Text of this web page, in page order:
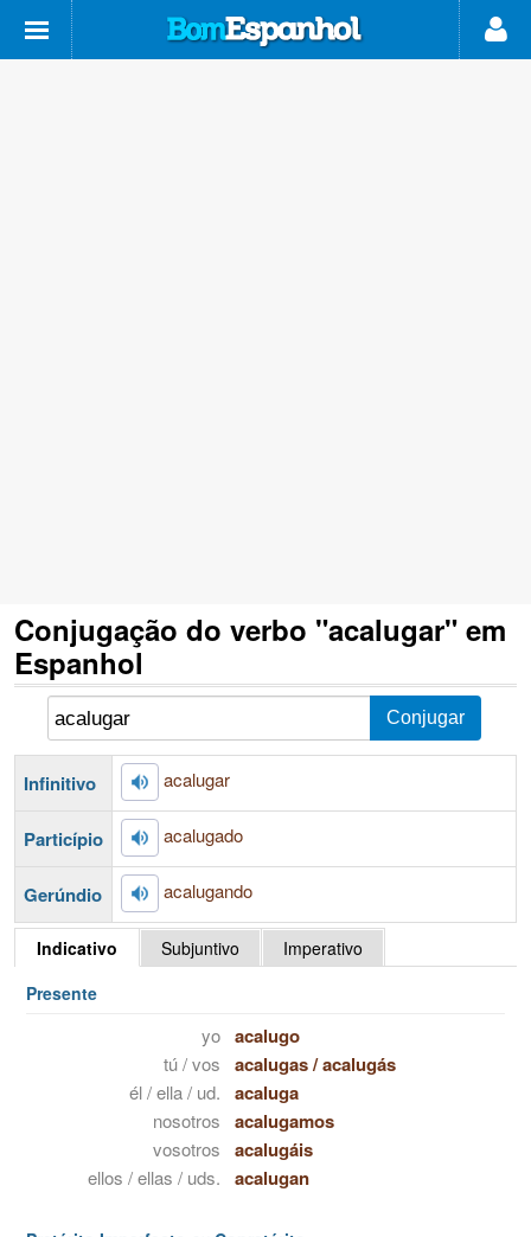
Conjugação do verbo "acalugar" em
Espanhol
Infinitivo acalugar
Particípio acalugado
Gerúndio acalugando
Indicativo Subjuntivo
Imperativo
Presente
yo acalugo
tú / vos acalugas/acalugás
él / ella / ud. acaluga
nosotros acalugamos
vosotros acalugáis
ellos / ellas / uds. acalugan